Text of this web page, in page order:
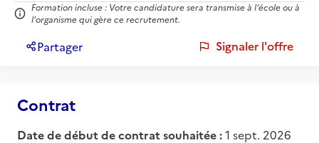
Formation incluse : Votre candidature sera transmise à l'école ou à
l'organisme qui gère ce recrutement.
Partager Signaler l'offre
Contrat
Date de début de contrat souhaitée :1 sept. 2026